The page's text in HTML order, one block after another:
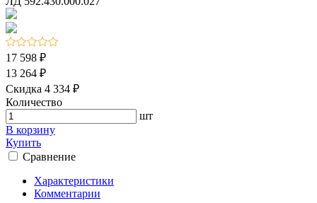
17 598 ₽
13 264 ₽
Скидка 4 334 ₽
Количество
шт
В корзину
Купить
Сравнение
Характеристики
Комментарии